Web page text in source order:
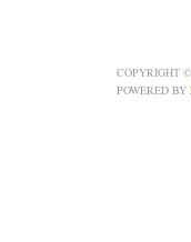
COPYRIGHT ©
POWERED BY